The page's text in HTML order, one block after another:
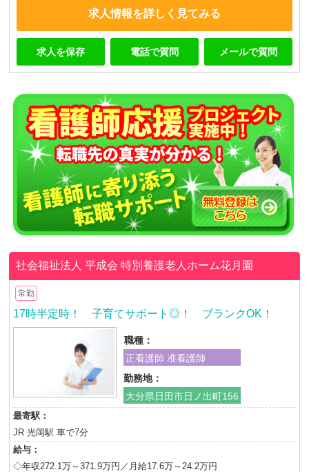
求人情報を詳しく見てみる
求人を保存 電話で質問 メールで質問
社会福祉法人 平成会特別養護老人ホーム花月園
常勤
17時半定時！ 子育てサポート◎！ ブランクOK！
職種：
正看護師 准看護師
勤務地：
大分県日田市日ノ出町156
最寄駅：
JR 光岡駅 車で7分
給与：
◇年収272.1万～371.9万円／月給17.6万～24.2万円